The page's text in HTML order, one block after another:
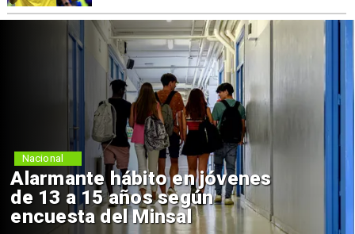
Alarmante hábito en jóvenes
de 13 a 15 años según
encuesta del Minsal
Nacional